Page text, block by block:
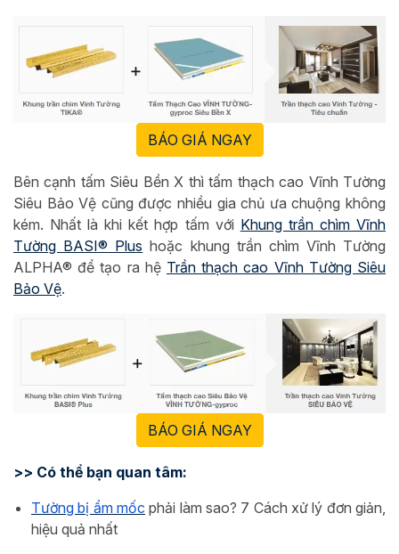
BÁO GIÁ NGAY
Bên cạnh tấm Siêu Bền X thì tấm thạch cao Vĩnh Tường
Siêu Bảo Vệ cũng được nhiều gia chủ ưa chuộng không
kém. Nhất là khi kết hợp tấm với Khung trần chìm Vĩnh
Tường BASI® Plus hoặc khung trần chìm Vĩnh Tường
ALPHA® để tạo ra hệ Trần thạch cao Vĩnh Tường Siêu
Bảo Vệ.
BÁO GIÁ NGAY
>> Có thể bạn quan tâm:
Tường bị ẩm mốc phải làm sao? 7 Cách xử lý đơn giản,
hiệu quả nhất